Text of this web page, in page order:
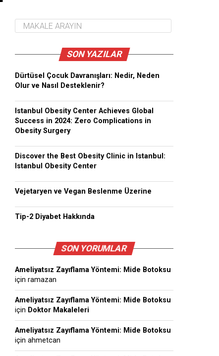
SON YAZILAR
Dürtüsel Çocuk Davranışları: Nedir, Neden
Olur ve Nasıl Desteklenir?
Istanbul Obesity Center Achieves Global
Success in 2024: Zero Complications in
Obesity Surgery
Discover the Best Obesity Clinic in Istanbul:
Istanbul Obesity Center
Vejetaryen ve Vegan Beslenme Üzerine
Tip-2 Diyabet Hakkında
SON YORUMLAR
Ameliyatsız Zayıflama Yöntemi: Mide Botoksu
için ramazan
Ameliyatsız Zayıflama Yöntemi: Mide Botoksu
için Doktor Makaleleri
Ameliyatsız Zayıflama Yöntemi: Mide Botoksu
için ahmetcan